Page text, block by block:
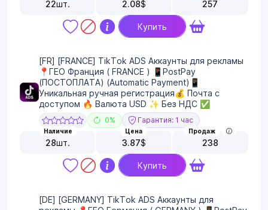
22шт. 2.08$ 257
Купить
[FR] [FRANCE] TikTok ADS Аккаунты для рекламы
📍ГЕО Франция ( FRANCE ) 📱PostPay
(ПОСТОПЛАТА) (Automatic Payment)📱
Уникальная ручная регистрация💰 Почта с
доступом 🔥 Валюта USD ✨ Без НДС ✅
0% Гарантия: 1 час
Наличие
28шт.
Цена
3.87$
Продаж
238
Купить
[DE] [GERMANY] TikTok ADS Аккаунты для